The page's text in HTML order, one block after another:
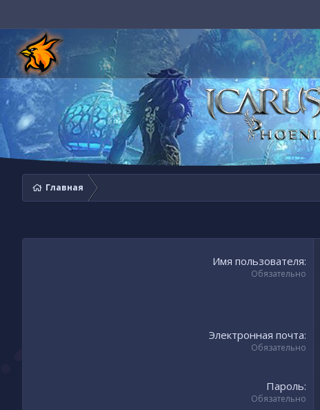
Главная
Имя пользователя
Обязательно
Электронная почта
Обязательно
Пароль
Обязательно